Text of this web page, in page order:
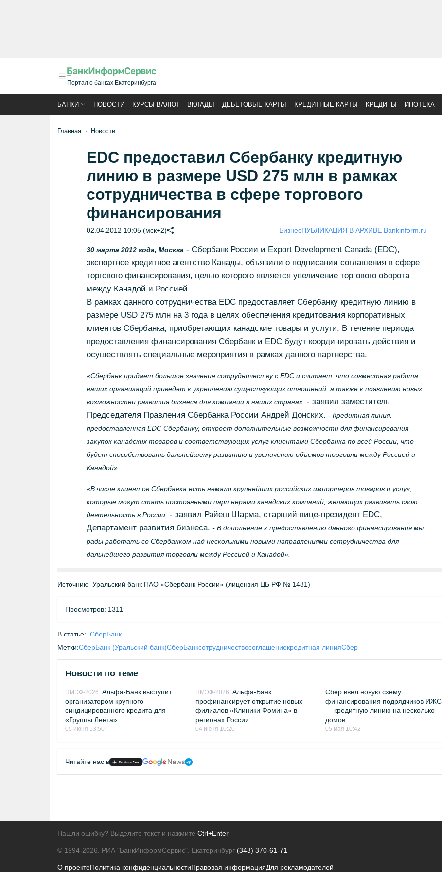
Портал о банках Екатеринбурга
БАНКИ НОВОСТИ КУРСЫ ВАЛЮТ ВКЛАДЫ ДЕБЕТОВЫЕ КАРТЫ КРЕДИТНЫЕ КАРТЫ КРЕДИТЫ ИПОТЕКА
Главная Новости
EDC предоставил Сбербанку кредитную
линию в размере USD 275 млн в рамках
сотрудничества в сфере торгового
финансирования
02.04.2012 10:05 (мск+2) БизнесПУБЛИКАЦИЯ В АРХИВЕ Bankinform.ru
30 марта 2012 года, Москва- Сбербанк России и Export Development Canada (EDC),
экспортное кредитное агентство Канады, объявили о подписании соглашения в сфере
торгового финансирования, целью которого является увеличение торгового оборота
между Канадой и Россией.
В рамках данного сотрудничества EDC предоставляет Сбербанку кредитную линию в
размере USD 275 млн на 3 года в целях обеспечения кредитования корпоративных
клиентов Сбербанка, приобретающих канадские товары и услуги. В течение периода
предоставления финансирования Сбербанк и EDC будут координировать действия и
осуществлять специальные мероприятия в рамках данного партнерства.
«Сбербанк придает большое значение сотрудничеству с EDC и считает, что совместная работа
наших организаций приведет к укреплению существующих отношений, а также к появлению новых
возможностей развития бизнеса для компаний в наших странах, - заявил заместитель
Председателя Правления Сбербанка России Андрей Донских. - Кредитная линия,
предоставленная EDC Сбербанку, откроет дополнительные возможности для финансирования
закупок канадских товаров и соответствующих услуг клиентами Сбербанка по всей России, что
будет способствовать дальнейшему развитию и увеличению объемов торговли между Россией и
Канадой».
«В числе клиентов Сбербанка есть немало крупнейших российских импортеров товаров и услуг,
которые могут стать постоянными партнерами канадских компаний, желающих развивать свою
деятельность в России, - заявил Райеш Шарма, старший вице-президент EDC,
Департамент развития бизнеса. - В дополнение к предоставлению данного финансирования мы
рады работать со Сбербанком над несколькими новыми направлениями сотрудничества для
дальнейшего развития торговли между Россией и Канадой».
Источник: Уральский банк ПАО «Сбербанк России» (лицензия ЦБ РФ № 1481)
Просмотров: 1311
В статье: СберБанк
Метки:СберБанк (Уральский банк)СберБанксотрудничествосоглашениекредитная линияСбер
Новости по теме
ПМЭФ-2026: Альфа-Банк выступит
организатором крупного
синдицированного кредита для
«Группы Лента»
05 июня 13:50
ПМЭФ-2026: Альфа-Банк
профинансирует открытие новых
филиалов «Клиники Фомина» в
регионах России
04 июня 10:20
Сбер ввёл новую схему
финансирования подрядчиков ИЖС
— кредитную линию на несколько
домов
05 мая 10:42
Читайте нас в
Нашли ошибку? Выделите текст и нажмите Ctrl+Enter
© 1994-2026. РИА "БанкИнформСервис". Екатеринбург (343) 370-61-71
О проектеПолитика конфиденциальностиПравовая информацияДля рекламодателей